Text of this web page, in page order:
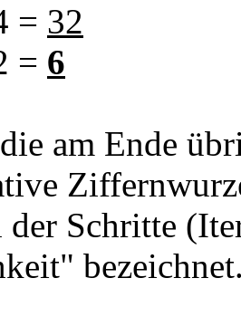
= 32
= 6
am Ende
der Schritte